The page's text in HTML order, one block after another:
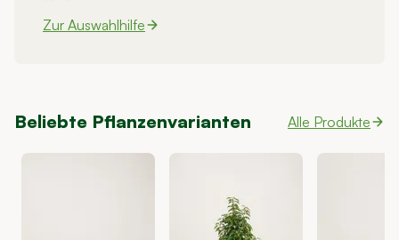
Zur Auswahlhilfe
Beliebte Pflanzenvarianten Alle Produkte